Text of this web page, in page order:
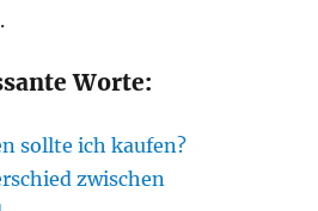
Worte:
sollte ich kaufen?
zwischen